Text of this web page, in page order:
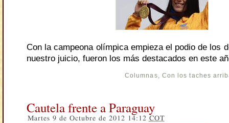
Con la campeona olímpica empieza el podio de los
nuestro juicio, fueron los más destacados en este
Columnas, Con los taches
Cautela frente a Paraguay
Martes 9 de Octubre de 2012 14:12 COT